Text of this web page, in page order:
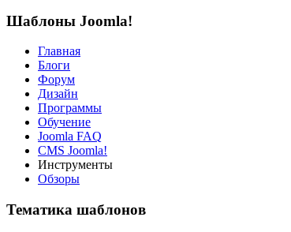
Шаблоны Joomla!
Главная
Блоги
Форум
Дизайн
Программы
Обучение
Joomla FAQ
CMS Joomla!
Инструменты
Обзоры
Тематика шаблонов